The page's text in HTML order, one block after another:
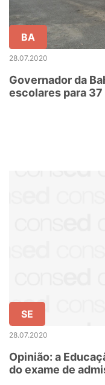
BA
28.07.2020
Governador da
escolares para
SE
28.07.2020
Opinião: a
do exame de